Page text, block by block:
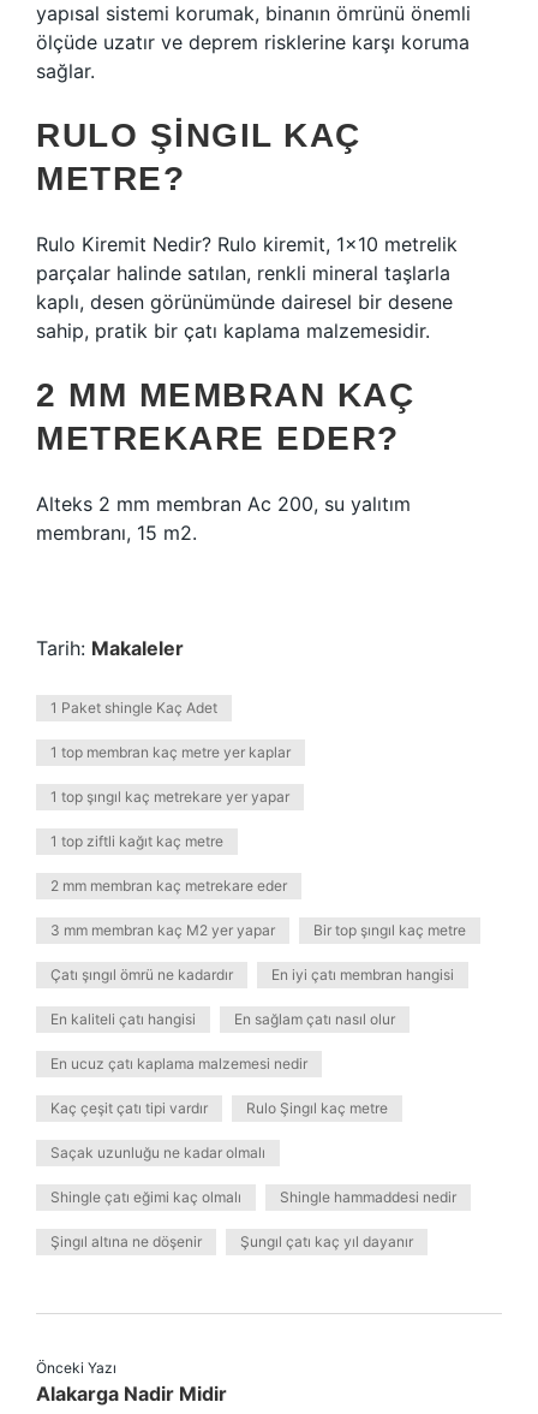
yapısal sistemi korumak, binanın ömrünü önemli
ölçüde uzatır ve deprem risklerine karşı koruma
sağlar.
RULO ŞINGIL KAÇ
METRE?
Rulo Kiremit Nedir? Rulo kiremit, 1×10 metrelik
parçalar halinde satılan, renkli mineral taşlarla
kaplı, desen görünümünde dairesel bir desene
sahip, pratik bir çatı kaplama malzemesidir.
2 MM MEMBRAN KAÇ
METREKARE EDER?
Alteks 2 mm membran Ac 200, su yalıtım
membranı, 15 m2.
Tarih: Makaleler
1 Paket shingle Kaç Adet
1 top membran kaç metre yer kaplar
1 top şıngıl kaç metrekare yer yapar
1 top ziftli kağıt kaç metre
2 mm membran kaç metrekare eder
3 mm membran kaç M2 yer yapar Bir top şıngıl kaç metre
Çatı şıngıl ömrü ne kadardır En iyi çatı membran hangisi
En kaliteli çatı hangisi En sağlam çatı nasıl olur
En ucuz çatı kaplama malzemesi nedir
Kaç çeşit çatı tipi vardır Rulo Şingıl kaç metre
Saçak uzunluğu ne kadar olmalı
Shingle çatı eğimi kaç olmalı Shingle hammaddesi nedir
Şingıl altına ne döşenir Şungıl çatı kaç yıl dayanır
Önceki Yazı
Alakarga Nadir Midir